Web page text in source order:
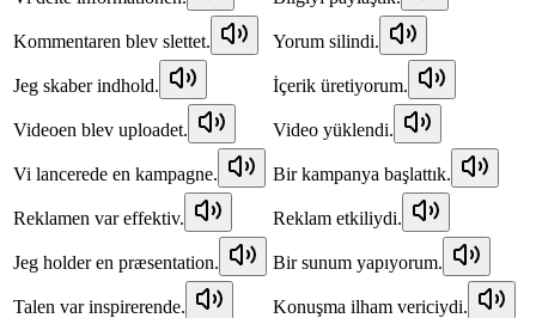
Kommentaren blev slettet. Yorum silindi.
Jeg skaber indhold. İçerik üretiyorum.
Videoen blev uploadet. Video yüklendi.
Vi lancerede en kampagne. Bir kampanya başlattık.
Reklamen var effektiv. Reklam etkiliydi.
Jeg holder en præsentation. Bir sunum yapıyorum.
Talen var inspirerende.
Konuşma ilham vericiydi.